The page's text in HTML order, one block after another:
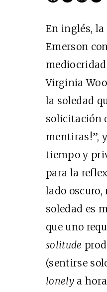
En inglés, la
Emerson
mediocridad
Virginia
la soledad
solicitación
mentiras!”,
tiempo y
para la
lado oscuro,
soledad es
que uno
solitude
(sentirse
lonely a